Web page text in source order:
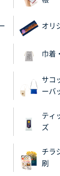
のと価格。
、ご丁寧なサポ
ービスよりも安
ージ
3000枚
納期と金額面で
ただきました。
にも関わらず、
オリ
巾着
サコ
ーバ
ティ
ズ
チラ
刷